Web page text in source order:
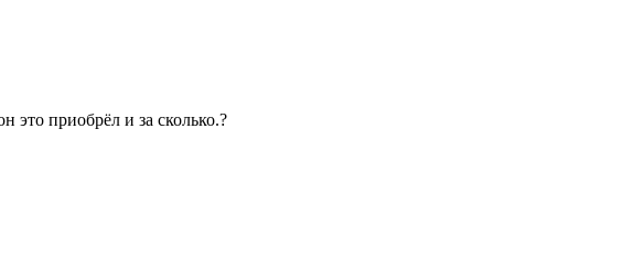
это приобрёл и за сколько.?